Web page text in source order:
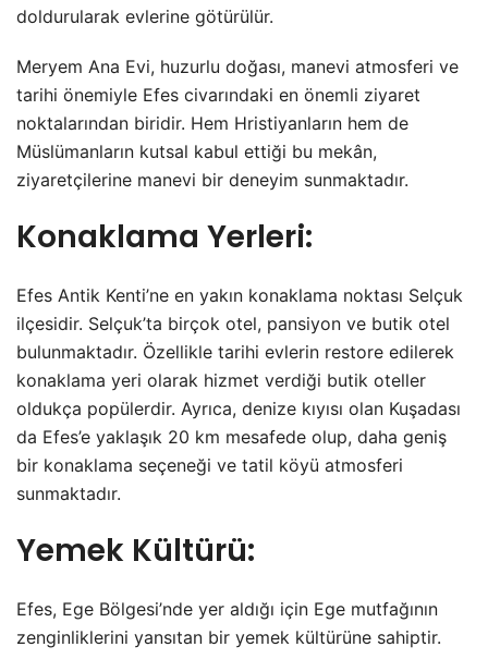
doldurularak evlerine götürülür.
Meryem Ana Evi, huzurlu doğası, manevi atmosferi ve
tarihi önemiyle Efes civarındaki en önemli ziyaret
noktalarından biridir. Hem Hristiyanların hem de
Müslümanların kutsal kabul ettiği bu mekân,
ziyaretçilerine manevi bir deneyim sunmaktadır.
Konaklama Yerleri:
Efes Antik Kenti’ne en yakın konaklama noktası Selçuk
ilçesidir. Selçuk’ta birçok otel, pansiyon ve butik otel
bulunmaktadır. Özellikle tarihi evlerin restore edilerek
konaklama yeri olarak hizmet verdiği butik oteller
oldukça popülerdir. Ayrıca, denize kıyısı olan Kuşadası
da Efes’e yaklaşık 20 km mesafede olup, daha geniş
bir konaklama seçeneği ve tatil köyü atmosferi
sunmaktadır.
Yemek Kültürü:
Efes, Ege Bölgesi’nde yer aldığı için Ege mutfağının
zenginliklerini yansıtan bir yemek kültürüne sahiptir.